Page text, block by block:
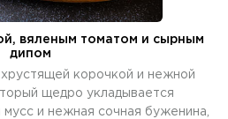
вяленым томатом и сырным
дипом
корочкой и нежной
щедро укладывается
и нежная сочная буженина,